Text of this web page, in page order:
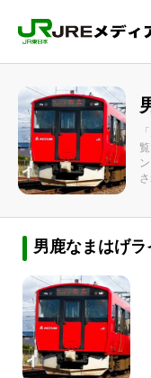
男鹿なまはげラ